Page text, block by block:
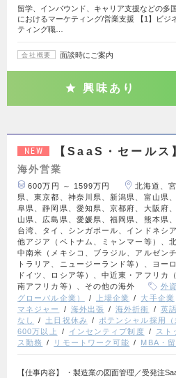
留学、インバウンド、キャリア支援などの多
におけるマーケティング/営業支援 【1】ビジ
ティング職…
会社概要 面談時にご案内
興味あり
NEW 【SaaS・セールス
海外営業
600万円 ～ 1599万円
北海道、
県、東京都、神奈川県、新潟県、富山県
阜県、静岡県、愛知県、京都府、大阪府
山県、広島県、愛媛県、福岡県、熊本県
台湾、タイ、シンガポール、インドネシ
他アジア（ベトナム、ミャンマー等）、
中南米（メキシコ、ブラジル、アルゼン
トラリア、ニュージーランド等）、ヨー
ドイツ、ロシア等）、中近東・アフリカ
南アフリカ等）、その他の海外
外
グローバル企業）
上場企業 大手企業
マネジャー
海外出張 海外折衝 英
なし
土日祝休み ポテンシャル採用（
600万以上
インセンティブ制度 スト
ス勤務
リモートワーク可能 MBA・
【仕事内容】 ・製造業の図面管理／受発注